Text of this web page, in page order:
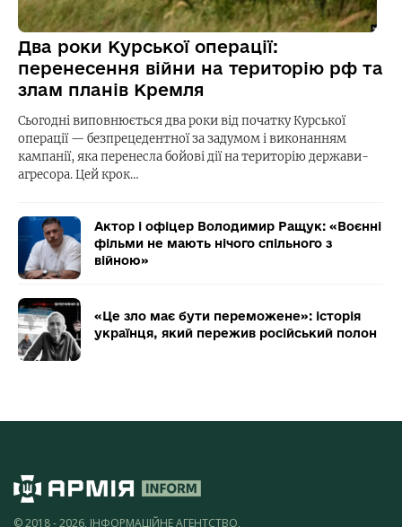
Два роки Курської операції:
перенесення війни на територію рф та
злам планів Кремля
Сьогодні виповнюється два роки від початку Курської
операції — безпрецедентної за задумом і виконанням
кампанії, яка перенесла бойові дії на територію держави-
агресора. Цей крок…
Актор і офіцер Володимир Ращук: «Воєнні
фільми не мають нічого спільного з
війною»
«Це зло має бути переможене»: історія
українця, який пережив російський полон
© 2018 - 2026, ІНФОРМАЦІЙНЕ АГЕНТСТВО,